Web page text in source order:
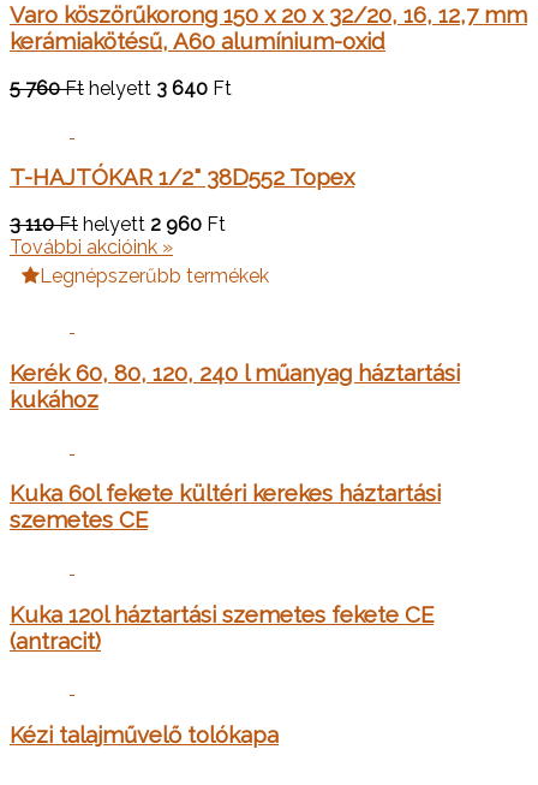
Varo köszörűkorong 150 x 20 x 32/20, 16, 12,7 mm
kerámiakötésű, A60 alumínium-oxid
5 760 Ft helyett 3 640 Ft
T-HAJTÓKAR 1/2" 38D552 Topex
3 110 Ft helyett 2 960 Ft
További akcióink »
Legnépszerűbb termékek
Kerék 60, 80, 120, 240 l műanyag háztartási
kukához
Kuka 60l fekete kültéri kerekes háztartási
szemetes CE
Kuka 120l háztartási szemetes fekete CE
(antracit)
Kézi talajművelő tolókapa